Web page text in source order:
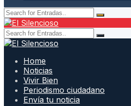
Home
Noticias
Vivir Bien
Periodismo ciudadano
Envía tu noticia